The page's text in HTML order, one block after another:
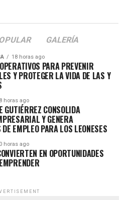
GALERÍA
18 horas ago
PARA PREVENIR
Y PROTEGER LA VIDA DE LAS Y
horas ago
GUTIÉRREZ CONSOLIDA
Y GENERA
EMPLEO PARA LOS LEONESES
horas ago
EN OPORTUNIDADES